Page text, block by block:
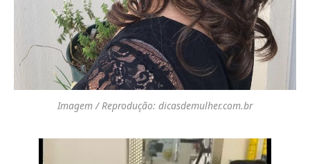
Imagem / Reprodução: dicasdemulher.com.br